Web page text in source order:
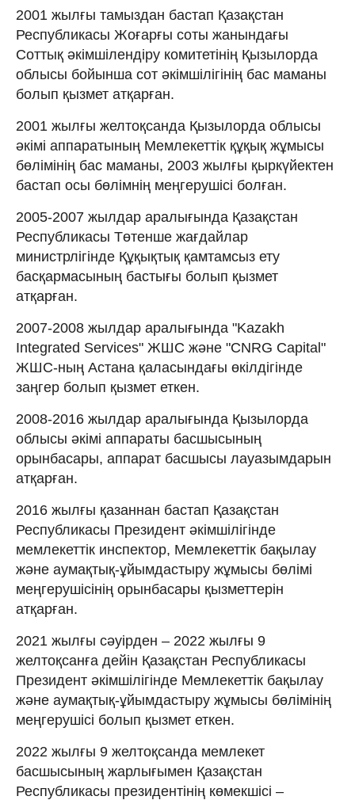
2001 жылғы тамыздан бастап Қазақстан
Республикасы Жоғарғы соты жанындағы
Соттық әкімшілендіру комитетінің Қызылорда
облысы бойынша сот әкімшілігінің бас маманы
болып қызмет атқарған.
2001 жылғы желтоқсанда Қызылорда облысы
әкімі аппаратының Мемлекеттік құқық жұмысы
бөлімінің бас маманы, 2003 жылғы қыркүйектен
бастап осы бөлімнің меңгерушісі болған.
2005-2007 жылдар аралығында Қазақстан
Республикасы Төтенше жағдайлар
министрлігінде Құқықтық қамтамсыз ету
басқармасының бастығы болып қызмет
атқарған.
2007-2008 жылдар аралығында "Kazakh
Integrated Services" ЖШС және "CNRG Capital"
ЖШС-ның Астана қаласындағы өкілдігінде
заңгер болып қызмет еткен.
2008-2016 жылдар аралығында Қызылорда
облысы әкімі аппараты басшысының
орынбасары, аппарат басшысы лауазымдарын
атқарған.
2016 жылғы қазаннан бастап Қазақстан
Республикасы Президент әкімшілігінде
мемлекеттік инспектор, Мемлекеттік бақылау
және аумақтық-ұйымдастыру жұмысы бөлімі
меңгерушісінің орынбасары қызметтерін
атқарған.
2021 жылғы сәуірден – 2022 жылғы 9
желтоқсанға дейін Қазақстан Республикасы
Президент әкімшілігінде Мемлекеттік бақылау
және аумақтық-ұйымдастыру жұмысы бөлімінің
меңгерушісі болып қызмет еткен.
2022 жылғы 9 желтоқсанда мемлекет
басшысының жарлығымен Қазақстан
Республикасы президентінің көмекшісі –